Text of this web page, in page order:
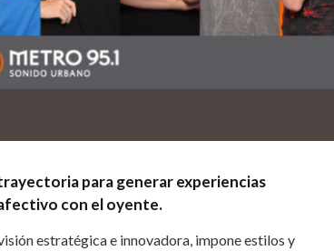
para generar experiencias
con el oyente.
estratégica e innovadora, impone estilos y